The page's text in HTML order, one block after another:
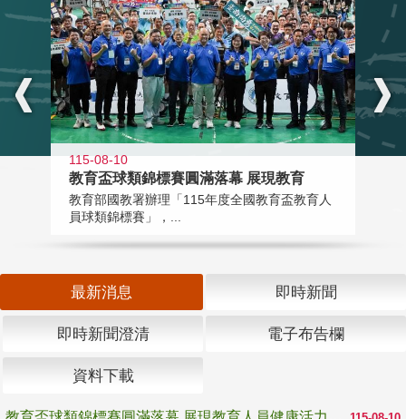
115-08-10
教育盃球類錦標賽圓滿落幕 展現教育
教育部國教署辦理「115年度全國教育盃教育人
員球類錦標賽」，...
最新消息 即時新聞
即時新聞澄清 電子布告欄
資料下載